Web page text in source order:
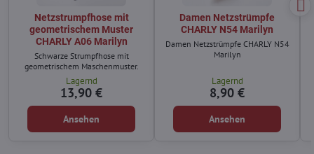
Netzstrumpfhose mit
geometrischem Muster
CHARLY A06 Marilyn
Schwarze Strumpfhose mit
geometrischem Maschenmuster.
Lagernd
13,90 €
Ansehen
Damen Netzstrümpfe
CHARLY N54 Marilyn
Damen Netzstrümpfe CHARLY N54
Marilyn
Lagernd
8,90 €
Ansehen